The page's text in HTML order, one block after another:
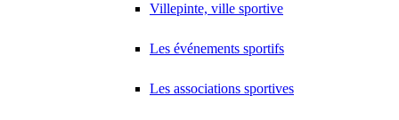
Villepinte, ville sportive
Les événements sportifs
Les associations sportives